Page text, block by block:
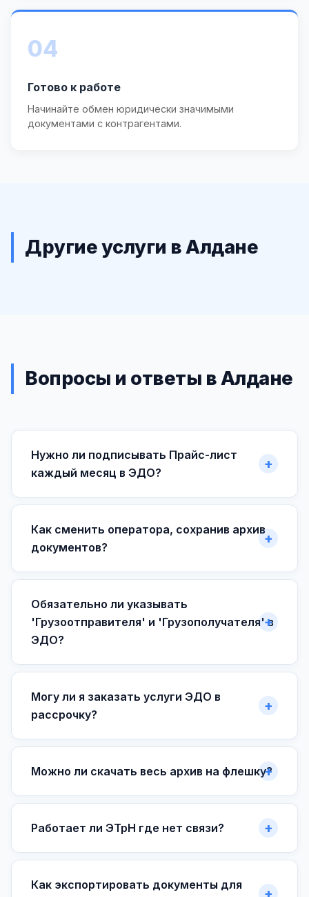
04
Готово к работе
Начинайте обмен юридически значимыми
документами с контрагентами.
Другие услуги в Алдане
Вопросы и ответы в Алдане
Нужно ли подписывать Прайс-лист
каждый месяц в ЭДО?
Как сменить оператора, сохранив архив
документов?
Обязательно ли указывать
'Грузоотправителя' и 'Грузополучателя' в
ЭДО?
Могу ли я заказать услуги ЭДО в
рассрочку?
Можно ли скачать весь архив на флешку?
Работает ли ЭТрН где нет связи?
Как экспортировать документы для